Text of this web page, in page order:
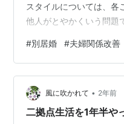
スタイルについては、各
他人がとやかくいう問題
て現在の形になったんだ
は、シングルマザーを支
んでいるとのこと。 当
り添った事業をされてい
る山田さんと、夫である
#別居婚 #夫婦関係改善
風に吹かれて • 2年前
二拠点生活を1年半や